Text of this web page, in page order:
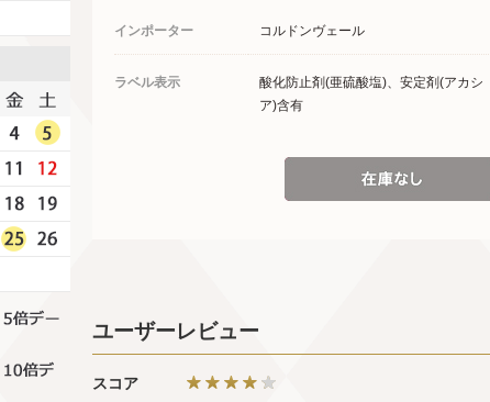
インポーター コルドンヴェール
ラベル表示
酸化防止剤(亜硫酸塩)、安定剤(アカシ
ア)含有
ユーザーレビュー
スコア